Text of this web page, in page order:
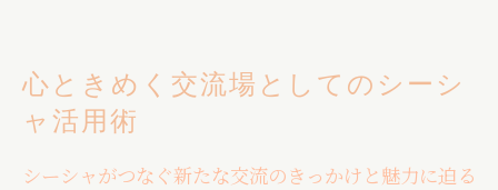
心ときめく交流場としてのシーシ
ャ活用術
シーシャがつなぐ新たな交流のきっかけと魅力に迫る